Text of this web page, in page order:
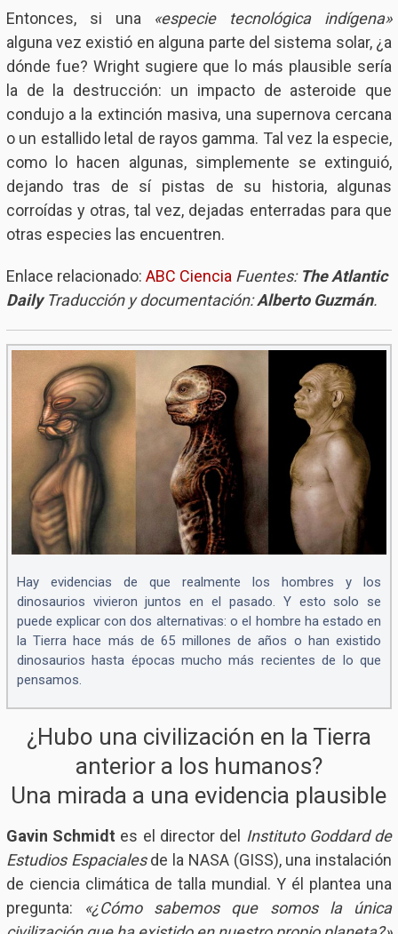
Entonces, si una «especie tecnológica indígena»
alguna vez existió en alguna parte del sistema solar, ¿a
dónde fue? Wright sugiere que lo más plausible sería
la de la destrucción: un impacto de asteroide que
condujo a la extinción masiva, una supernova cercana
o un estallido letal de rayos gamma. Tal vez la especie,
como lo hacen algunas, simplemente se extinguió,
dejando tras de sí pistas de su historia, algunas
corroídas y otras, tal vez, dejadas enterradas para que
otras especies las encuentren.
Enlace relacionado: ABC Ciencia Fuentes: The Atlantic
DailyTraducción y documentación:Alberto Guzmán.
Hay evidencias de que realmente los hombres y los
dinosaurios vivieron juntos en el pasado. Y esto solo se
puede explicar con dos alternativas: o el hombre ha estado en
la Tierra hace más de 65 millones de años o han existido
dinosaurios hasta épocas mucho más recientes de lo que
pensamos.
¿Hubo una civilización en la Tierra
anterior a los humanos?
Una mirada a una evidencia plausible
Gavin Schmidt es el director del
Instituto Goddard de
Estudios Espacialesde la NASA (GISS), una instalación
de ciencia climática de talla mundial. Y él plantea una
pregunta: «¿Cómo sabemos que somos la única